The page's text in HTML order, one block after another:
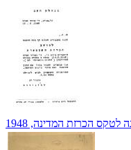
לטקס הכרזת המדינה, 1948